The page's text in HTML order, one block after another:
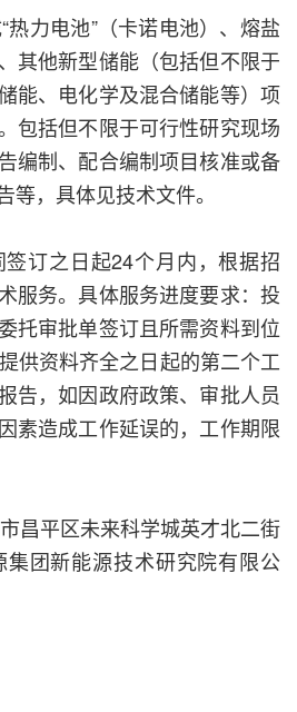
热力电池”（卡诺电池）、熔盐
其他新型储能（包括但不限于
能、电化学及混合储能等）项
包括但不限于可行性研究现场
编制、配合编制项目核准或备
等，具体见技术文件。
订之日起24个月内，根据招
服务。具体服务进度要求：投
托审批单签订且所需资料到位
供资料齐全之日起的第二个工
告，如因政府政策、审批人员
素造成工作延误的，工作期限
昌平区未来科学城英才北二街
团新能源技术研究院有限公